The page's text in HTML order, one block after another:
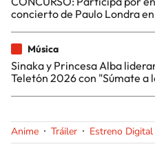
concierto de Paulo Londra
Música
Sinaka y Princesa Alba
Teletón 2026 con "Súmate a
Anime Tráiler Estreno Digital